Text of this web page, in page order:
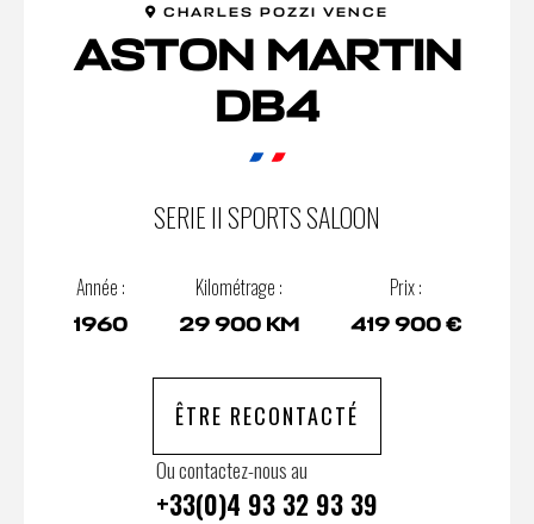
CHARLES POZZI VENCE
ASTON MARTIN
DB4
SERIE II SPORTS SALOON
Année :
1960
Kilométrage :
29 900 KM
Prix :
419 900 €
ÊTRE RECONTACTÉ
Ou contactez-nous au
+33(0)4 93 32 93 39